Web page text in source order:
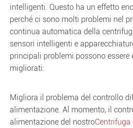
intelligenti. Questo ha un effetto
perché ci sono molti problemi nel
continua automatica della
sensori intelligenti e
principali problemi possono essere
migliorati:
Migliora il problema del controllo
alimentazione. Al momento, il
alimentazione del nostro